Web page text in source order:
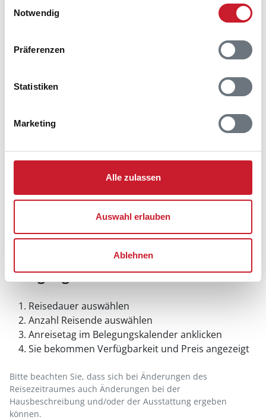
Notwendig
Präferenzen
Statistiken
Marketing
Alle zulassen
Auswahl erlauben
Ablehnen
6470 Sydals
Belegungskalender
Reisedauer auswählen
Anzahl Reisende auswählen
Anreisetag im Belegungskalender anklicken
Sie bekommen Verfügbarkeit und Preis angezeigt
Bitte beachten Sie, dass sich bei Änderungen des
Reisezeitraumes auch Änderungen bei der
Hausbeschreibung und/oder der Ausstattung ergeben
können.